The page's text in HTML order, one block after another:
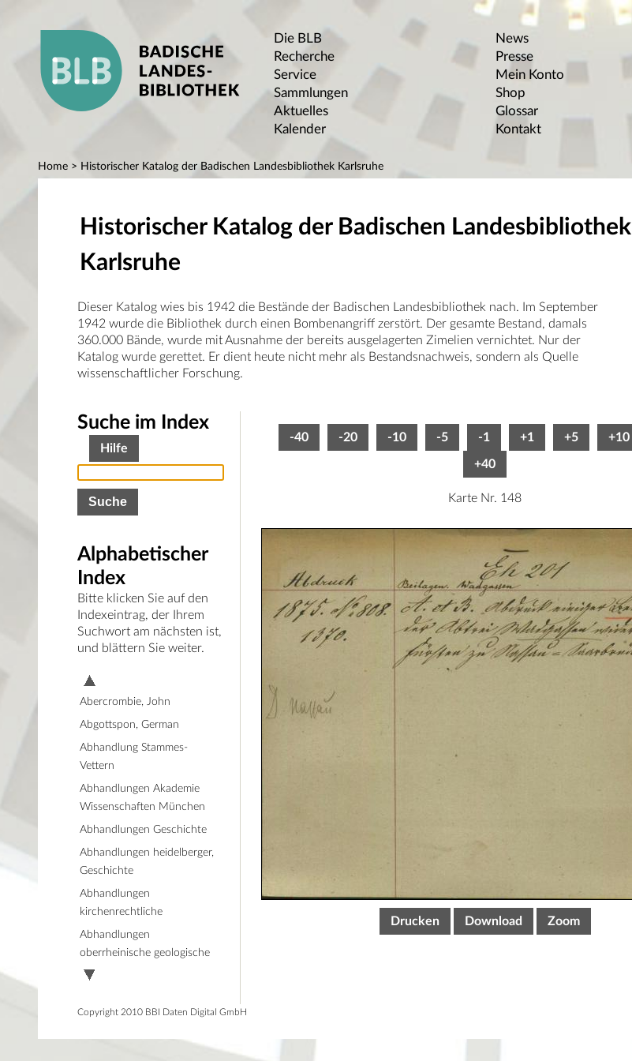
Die BLB
Recherche
Service
Sammlungen
Aktuelles
Kalender
News
Presse
Mein Konto
Shop
Glossar
Kontakt
Home > Historischer Katalog der Badischen Landesbibliothek Karlsruhe
Historischer Katalog der Badischen Landesbibliothek
Karlsruhe
Dieser Katalog wies bis 1942 die Bestände der Badischen Landesbibliothek nach. Im September
1942 wurde die Bibliothek durch einen Bombenangriff zerstört. Der gesamte Bestand, damals
360.000 Bände, wurde mit Ausnahme der bereits ausgelagerten Zimelien vernichtet. Nur der
Katalog wurde gerettet. Er dient heute nicht mehr als Bestandsnachweis, sondern als Quelle
wissenschaftlicher Forschung.
-40 -20 -10 -5 -1 +1 +5 +10
+40
Karte Nr. 148
Drucken Download Zoom
Suche im Index
Hilfe
Alphabetischer
Index
Bitte klicken Sie auf den
Indexeintrag, der Ihrem
Suchwort am nächsten ist,
und blättern Sie weiter.
Abercrombie, John
Abgottspon, German
Abhandlung Stammes-
Vettern
Abhandlungen Akademie
Wissenschaften München
Abhandlungen Geschichte
Abhandlungen heidelberger,
Geschichte
Abhandlungen
kirchenrechtliche
Abhandlungen
oberrheinische geologische
Copyright 2010 BBI Daten Digital GmbH